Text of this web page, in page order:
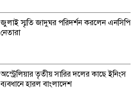
জুলাই স্মৃতি জাদুঘর পরিদর্শন করলেন এনসিপি
নেতারা
অস্ট্রেলিয়ার তৃতীয় সারির দলের কাছে ইনিংস
ব্যবধানে হারল বাংলাদেশ